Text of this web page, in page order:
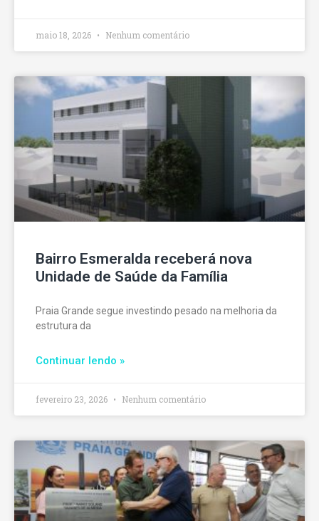
maio 18, 2026 Nenhum comentário
Bairro Esmeralda receberá nova
Unidade de Saúde da Família
Praia Grande segue investindo pesado na melhoria da
estrutura da
Continuar lendo »
fevereiro 23, 2026 Nenhum comentário